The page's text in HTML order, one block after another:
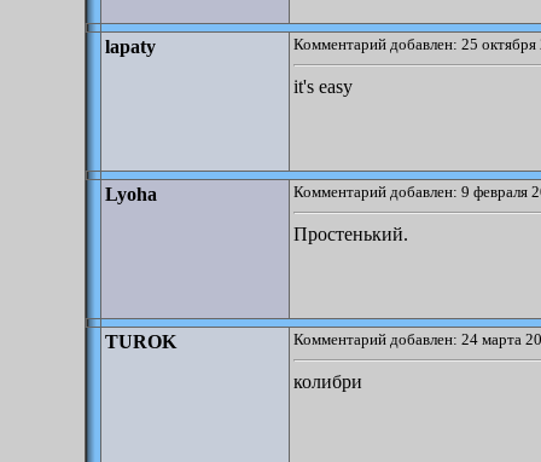
lapaty Комментарий добавлен: 25
it's easy
Lyoha Комментарий добавлен: 9 февраля
Простенький.
TUROK Комментарий добавлен: 24 марта
колибри